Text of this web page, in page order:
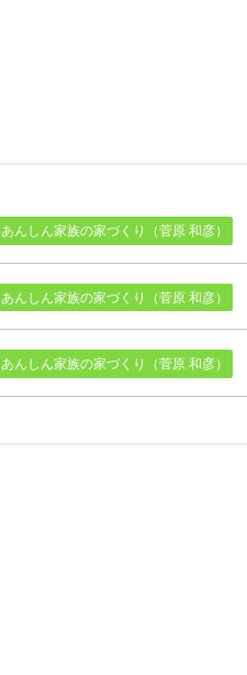
あんしん家族の家づくり（菅原 和彦）
あんしん家族の家づくり（菅原 和彦）
あんしん家族の家づくり（菅原 和彦）